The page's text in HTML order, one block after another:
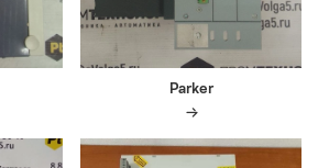
Parker